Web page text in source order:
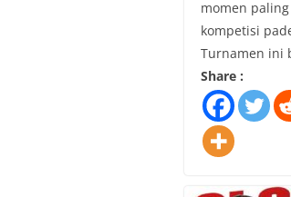
momen
kompetisi
Turnamen ini
Share :